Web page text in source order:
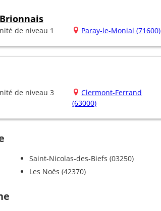
de niveau 1 Paray-le-Monial (71600)
de niveau 3
Clermont-Ferrand
(63000)
Saint-Nicolas-des-Biefs (03250)
Les Noës (42370)